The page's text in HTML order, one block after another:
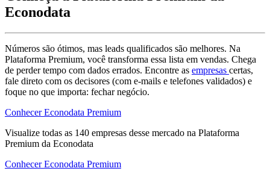
Econodata
Números são ótimos, mas leads qualificados são melhores. Na
Plataforma Premium, você transforma essa lista em vendas. Chega
de perder tempo com dados errados. Encontre as empresas certas,
fale direto com os decisores (com e-mails e telefones validados) e
foque no que importa: fechar negócio.
Conhecer Econodata Premium
Visualize todas as 140 empresas desse mercado na Plataforma
Premium da Econodata
Conhecer Econodata Premium